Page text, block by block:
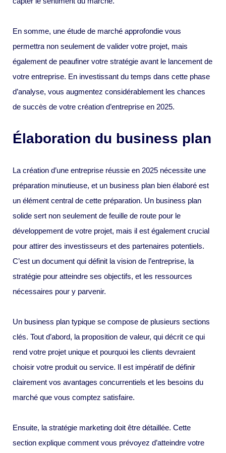
En somme, une étude de marché approfondie vous
permettra non seulement de valider votre projet, mais
également de peaufiner votre stratégie avant le lancement de
votre entreprise. En investissant du temps dans cette phase
d’analyse, vous augmentez considérablement les chances
de succès de votre création d’entreprise en 2025.
Élaboration du business plan
La création d’une entreprise réussie en 2025 nécessite une
préparation minutieuse, et un business plan bien élaboré est
un élément central de cette préparation. Un business plan
solide sert non seulement de feuille de route pour le
développement de votre projet, mais il est également crucial
pour attirer des investisseurs et des partenaires potentiels.
C’est un document qui définit la vision de l’entreprise, la
stratégie pour atteindre ses objectifs, et les ressources
nécessaires pour y parvenir.
Un business plan typique se compose de plusieurs sections
clés. Tout d’abord, la proposition de valeur, qui décrit ce qui
rend votre projet unique et pourquoi les clients devraient
choisir votre produit ou service. Il est impératif de définir
clairement vos avantages concurrentiels et les besoins du
marché que vous comptez satisfaire.
Ensuite, la stratégie marketing doit être détaillée. Cette
section explique comment vous prévoyez d’atteindre votre